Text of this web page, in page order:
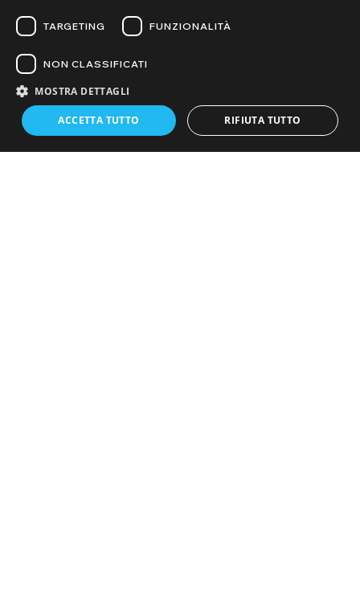
La villa dispone di
accogliere tutti i membri della famiglia e gli ospiti,
garantendo comfort e privacy. Gli spazi comuni sono
TARGETING FUNZIONALITÀ
NON CLASSIFICATI
MOSTRA DETTAGLI
ACCETTA TUTTO RIFIUTA TUTTO